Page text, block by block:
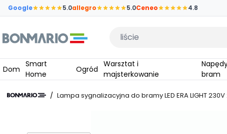
Przejdź do głównej zawartości strony
Google 5.0allegro 5.0Ceneo 4.8
Wpisz czego szukasz
Dom
Smart
Home
Ogród
Warsztat i
majsterkowanie
Napędy do
bram
/ Lampa sygnalizacyjna do bramy LED ERA LIGHT